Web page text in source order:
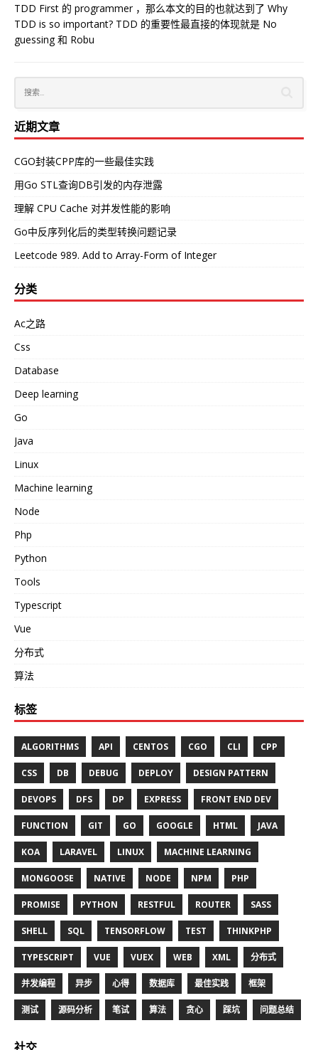
TDD First 的 programmer ，那么本文的目的也就达到了 Why
TDD is so important? TDD 的重要性最直接的体现就是 No
guessing 和 Robu
近期文章
CGO封装CPP库的一些最佳实践
用Go STL查询DB引发的内存泄露
理解 CPU Cache 对并发性能的影响
Go中反序列化后的类型转换问题记录
Leetcode 989. Add to Array-Form of Integer
分类
Ac之路
Css
Database
Deep learning
Go
Java
Linux
Machine learning
Node
Php
Python
Tools
Typescript
Vue
分布式
算法
标签
ALGORITHMS API CENTOS CGO CLI CPP
CSS DB DEBUG DEPLOY DESIGN PATTERN
DEVOPS DFS DP EXPRESS FRONT END DEV
FUNCTION GIT GO GOOGLE HTML JAVA
KOA LARAVEL LINUX MACHINE LEARNING
MONGOOSE NATIVE NODE NPM PHP
PROMISE PYTHON RESTFUL ROUTER SASS
SHELL SQL TENSORFLOW TEST THINKPHP
TYPESCRIPT VUE VUEX WEB XML 分布式
并发编程 异步 心得 数据库 最佳实践 框架
测试 源码分析 笔试 算法 贪心 踩坑 问题总结